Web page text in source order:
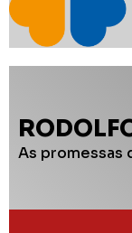
As promessas